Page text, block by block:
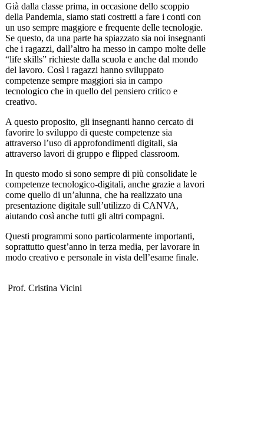
Già dalla classe prima, in occasione dello scoppio
della Pandemia, siamo stati costretti a fare i conti con
un uso sempre maggiore e frequente delle tecnologie.
Se questo, da una parte ha spiazzato sia noi insegnanti
che i ragazzi, dall’altro ha messo in campo molte delle
“life skills” richieste dalla scuola e anche dal mondo
del lavoro. Così i ragazzi hanno sviluppato
competenze sempre maggiori sia in campo
tecnologico che in quello del pensiero critico e
creativo.
A questo proposito, gli insegnanti hanno cercato di
favorire lo sviluppo di queste competenze sia
attraverso l’uso di approfondimenti digitali, sia
attraverso lavori di gruppo e flipped classroom.
In questo modo si sono sempre di più consolidate le
competenze tecnologico-digitali, anche grazie a lavori
come quello di un’alunna, che ha realizzato una
presentazione digitale sull’utilizzo di CANVA,
aiutando così anche tutti gli altri compagni.
Questi programmi sono particolarmente importanti,
soprattutto quest’anno in terza media, per lavorare in
modo creativo e personale in vista dell’esame finale.
Prof. Cristina Vicini